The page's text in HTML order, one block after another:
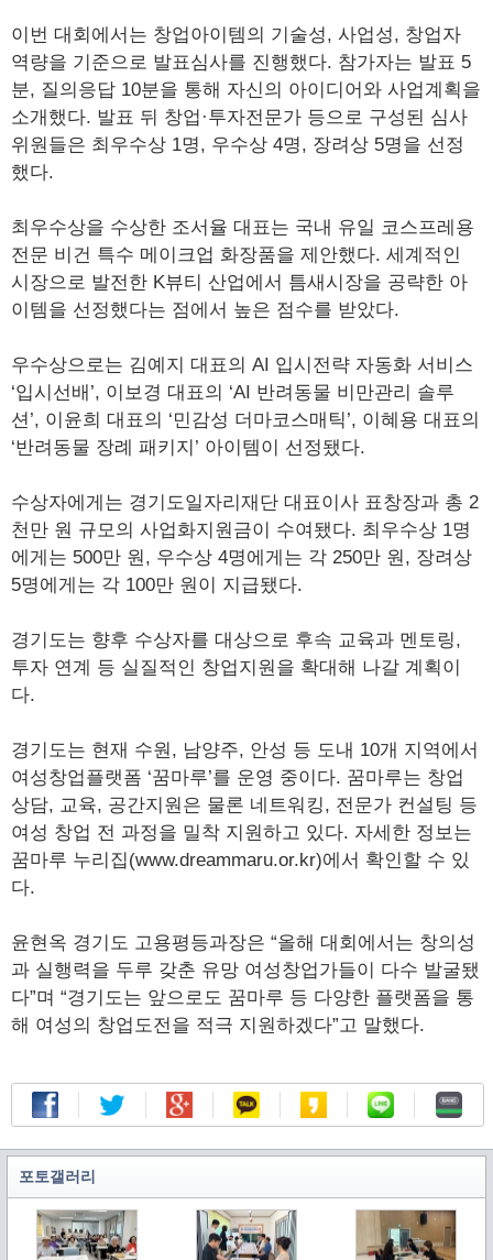
이번 대회에서는 창업아이템의 기술성, 사업성, 창업자
역량을 기준으로 발표심사를 진행했다. 참가자는 발표 5
분, 질의응답 10분을 통해 자신의 아이디어와 사업계획을
소개했다. 발표 뒤 창업·투자전문가 등으로 구성된 심사
위원들은 최우수상 1명, 우수상 4명, 장려상 5명을 선정
했다.
최우수상을 수상한 조서율 대표는 국내 유일 코스프레용
전문 비건 특수 메이크업 화장품을 제안했다. 세계적인
시장으로 발전한 K뷰티 산업에서 틈새시장을 공략한 아
이템을 선정했다는 점에서 높은 점수를 받았다.
우수상으로는 김예지 대표의 AI 입시전략 자동화 서비스
‘입시선배’, 이보경 대표의 ‘AI 반려동물 비만관리 솔루
션’, 이윤희 대표의 ‘민감성 더마코스매틱’, 이혜용 대표의
‘반려동물 장례 패키지’ 아이템이 선정됐다.
수상자에게는 경기도일자리재단 대표이사 표창장과 총 2
천만 원 규모의 사업화지원금이 수여됐다. 최우수상 1명
에게는 500만 원, 우수상 4명에게는 각 250만 원, 장려상
5명에게는 각 100만 원이 지급됐다.
경기도는 향후 수상자를 대상으로 후속 교육과 멘토링,
투자 연계 등 실질적인 창업지원을 확대해 나갈 계획이
다.
경기도는 현재 수원, 남양주, 안성 등 도내 10개 지역에서
여성창업플랫폼 ‘꿈마루’를 운영 중이다. 꿈마루는 창업
상담, 교육, 공간지원은 물론 네트워킹, 전문가 컨설팅 등
여성 창업 전 과정을 밀착 지원하고 있다. 자세한 정보는
꿈마루 누리집(www.dreammaru.or.kr)에서 확인할 수 있
다.
윤현옥 경기도 고용평등과장은 “올해 대회에서는 창의성
과 실행력을 두루 갖춘 유망 여성창업가들이 다수 발굴됐
다”며 “경기도는 앞으로도 꿈마루 등 다양한 플랫폼을 통
해 여성의 창업도전을 적극 지원하겠다”고 말했다.
포토갤러리